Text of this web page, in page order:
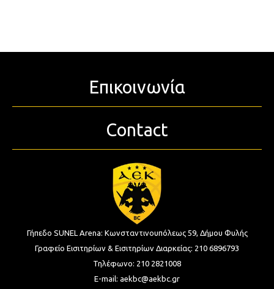
Επικοινωνία
Contact
Γήπεδο SUNEL Arena: Κωνσταντινουπόλεως 59, Δήμου Φυλής
Γραφείο Εισιτηρίων & Εισιτηρίων Διαρκείας: 210 6896793
Τηλέφωνο: 210 2821008
E-mail: aekbc@aekbc.gr